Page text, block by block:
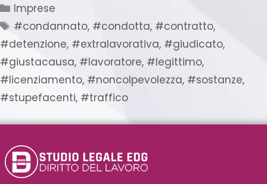
Imprese
#condannato, #condotta, #contratto,
#detenzione, #extralavorativa, #giudicato,
#giustacausa, #lavoratore, #legittimo,
#licenziamento, #noncolpevolezza, #sostanze,
#stupefacenti, #traffico